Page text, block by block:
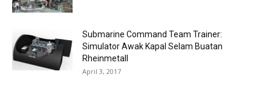
Submarine Command Team Trainer:
Simulator Awak Kapal Selam Buatan
Rheinmetall
April 3, 2017